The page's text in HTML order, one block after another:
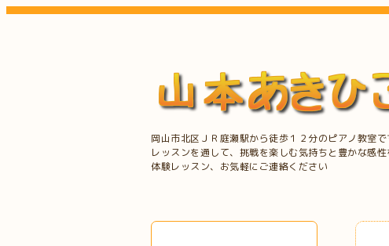
岡山市北区ＪＲ庭瀬駅から徒歩１２分のピアノ教室で
レッスンを通して、挑戦を楽しむ気持ちと豊かな感
体験レッスン、お気軽にご連絡ください